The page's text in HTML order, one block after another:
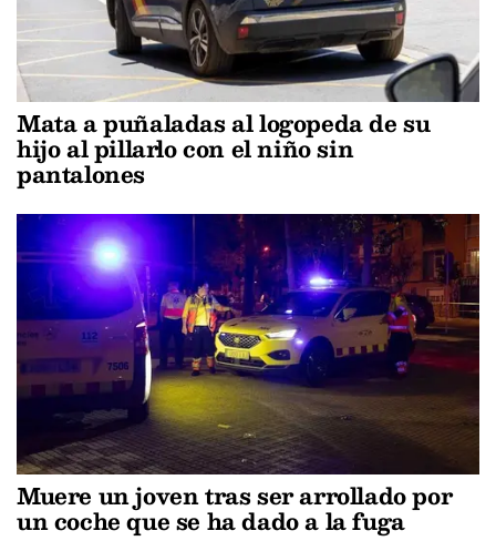
Mata a puñaladas al logopeda de su
hijo al pillarlo con el niño sin
pantalones
Muere un joven tras ser arrollado por
un coche que se ha dado a la fuga